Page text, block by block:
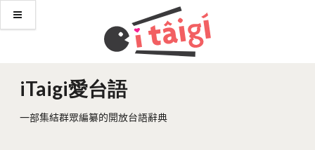
iTaigi愛台語
一部集結群眾編纂的開放台語辭典